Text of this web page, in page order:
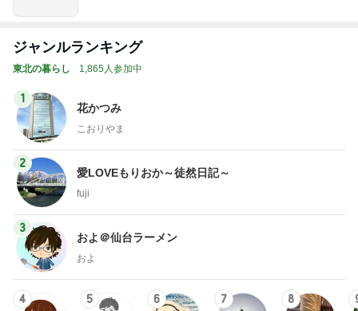
ジャンルランキング
東北の暮らし 1,865人参加中
1
花かつみ
こおりやま
2
愛LOVEもりおか～徒然日記～
fuji
3
およ＠仙台ラーメン
およ
4 5 6 7 8